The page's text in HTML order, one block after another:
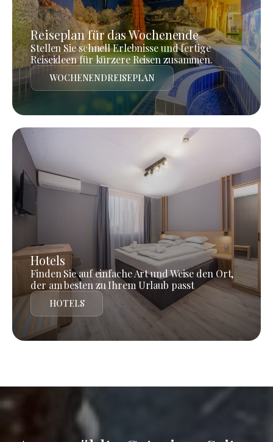
Reiseplan für das Wochenende
Stellen Sie schnell Erlebnisse und fertige
Reiseideen für kürzere Reisen zusammen.
WOCHENENDREISEPLAN
Hotels
Finden Sie auf einfache Art und Weise den Ort,
der am besten zu Ihrem Urlaub passt
HOTELS